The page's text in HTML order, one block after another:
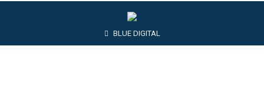
BLUE DIGITAL